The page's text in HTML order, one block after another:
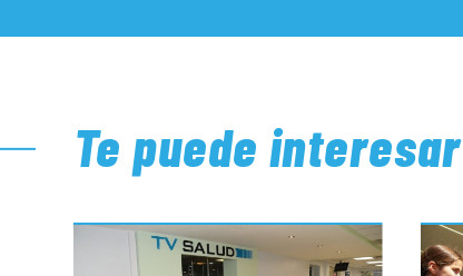
Te puede interesar